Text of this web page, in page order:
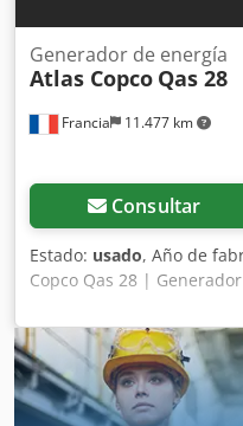
Francia 11.477 km
Generador de energía
Atlas Copco Qas 28
Consultar
Estado: usado, Año de
Copco Qas 28 |
Ubicación: Francia 🚛
¡Utilice nuestra
costes de transporte! 💰
haga una oferta. Pago a
tarifa asequible (sujeto a